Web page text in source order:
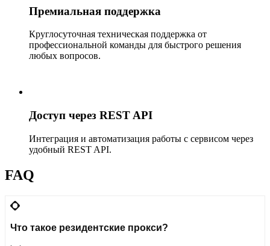
Премиальная поддержка
Круглосуточная техническая поддержка от
профессиональной команды для быстрого решения
любых вопросов.
Доступ через REST API
Интеграция и автоматизация работы с сервисом через
удобный REST API.
FAQ
Что такое резидентские прокси?